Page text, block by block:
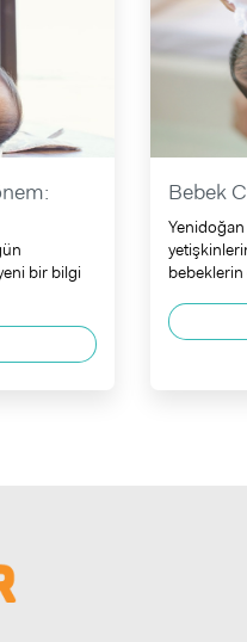
bir bilgi
Bebek